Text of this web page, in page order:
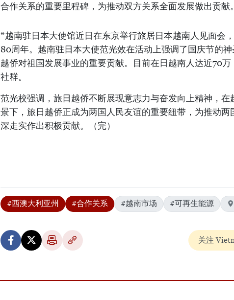
合作关系的重要里程碑，为推动双方关系全面发展做出贡献。
*越南驻日本大使馆近日在东京举行旅居日本越南人见面会
80周年。越南驻日本大使范光效在活动上强调了国庆节的
越侨对祖国发展事业的重要贡献。目前在日越南人达近70万
社群。
范光校强调，旅日越侨不断展现意志力与奋发向上精神，在
景下，旅日越侨正成为两国人民友谊的重要纽带，为推动两
深走实作出积极贡献。（完）
#西澳大利亚州 #合作关系 #越南市场 #可再生能源
关注